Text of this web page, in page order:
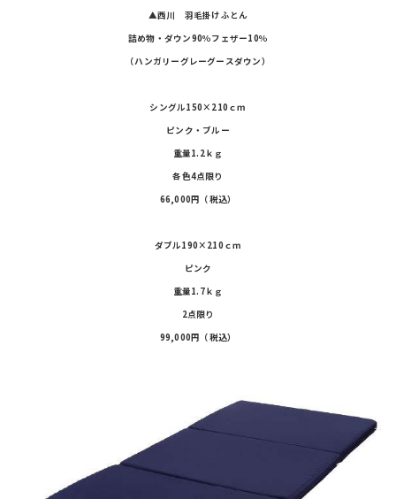
▲西川 羽毛掛けふとん
詰め物・ダウン90％フェザー10％
（ハンガリーグレーグースダウン）
シングル150×210ｃｍ
ピンク・ブルー
重量1.2ｋｇ
各色4点限り
66,000円（税込）
ダブル190×210ｃｍ
ピンク
重量1.7ｋｇ
2点限り
99,000円（税込）